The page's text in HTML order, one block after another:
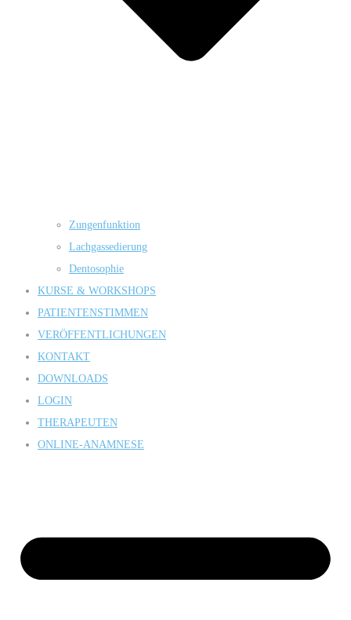
Zungenfunktion
Lachgassedierung
Dentosophie
KURSE & WORKSHOPS
PATIENTENSTIMMEN
VERÖFFENTLICHUNGEN
KONTAKT
DOWNLOADS
LOGIN
THERAPEUTEN
ONLINE-ANAMNESE